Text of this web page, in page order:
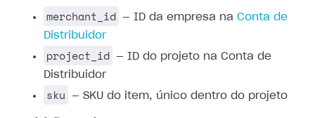
merchant_id — ID da empresa na Conta de
Distribuidor
project_id
— ID do projeto na Conta de
Distribuidor
sku — SKU do item, único dentro do projeto